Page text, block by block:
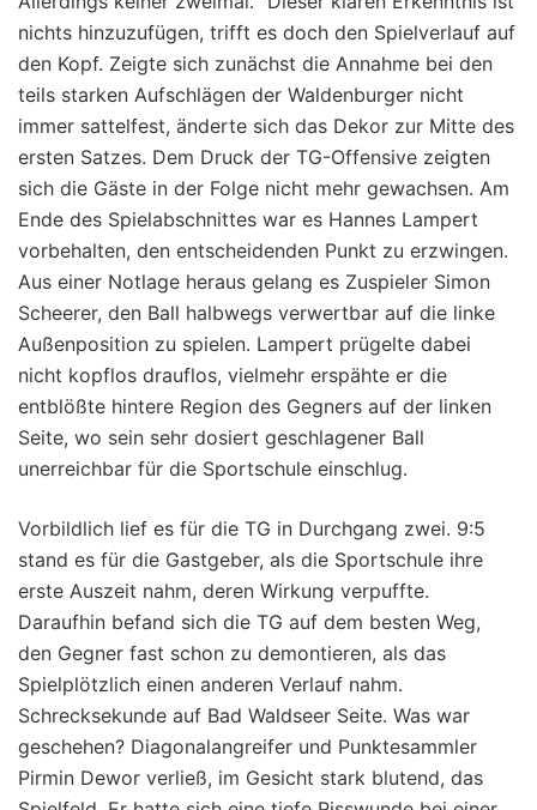
nichts hinzuzufügen, trifft es doch den Spielverlauf auf
den Kopf. Zeigte sich zunächst die Annahme bei den
teils starken Aufschlägen der Waldenburger nicht
immer sattelfest, änderte sich das Dekor zur Mitte des
ersten Satzes. Dem Druck der TG-Offensive zeigten
sich die Gäste in der Folge nicht mehr gewachsen. Am
Ende des Spielabschnittes war es Hannes Lampert
vorbehalten, den entscheidenden Punkt zu erzwingen.
Aus einer Notlage heraus gelang es Zuspieler Simon
Scheerer, den Ball halbwegs verwertbar auf die linke
Außenposition zu spielen. Lampert prügelte dabei
nicht kopflos drauflos, vielmehr erspähte er die
entblößte hintere Region des Gegners auf der linken
Seite, wo sein sehr dosiert geschlagener Ball
unerreichbar für die Sportschule einschlug.
Vorbildlich lief es für die TG in Durchgang zwei. 9:5
stand es für die Gastgeber, als die Sportschule ihre
erste Auszeit nahm, deren Wirkung verpuffte.
Daraufhin befand sich die TG auf dem besten Weg,
den Gegner fast schon zu demontieren, als das
Spielplötzlich einen anderen Verlauf nahm.
Schrecksekunde auf Bad Waldseer Seite. Was war
geschehen? Diagonalangreifer und Punktesammler
Pirmin Dewor verließ, im Gesicht stark blutend, das